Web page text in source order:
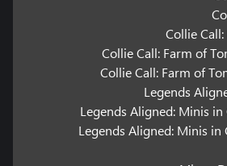
Collie
Collie Call: Farm of
Collie Call: Farm of
Legends
Legends Aligned: Minis
Legends Aligned: Minis in